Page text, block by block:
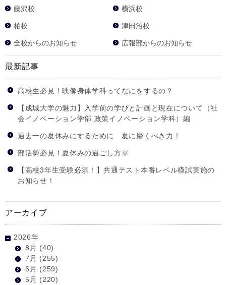
藤沢校 横浜校
柏校 津田沼校
全校からのお知らせ 広報部からのお知らせ
最新記事
高校生必見！映像身体学科ってなにをするの？
【成城大学の魅力】入学前の学びと計画と現在について（社
会イノベーション学部 政策イノベーション学科）編
過去一の夏休みにするために 夏に磨くべき力！
部活勢必見！夏休みの過ごし方🌞
【高校3年生受験必須！】共通テスト本番レベル模試実施の
お知らせ！
アーカイブ
2026年
8月 (40)
7月 (255)
6月 (259)
5月 (220)